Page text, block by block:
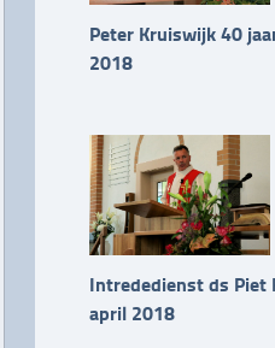
Peter Kruiswijk 40
2018
Intrededienst ds Piet
april 2018